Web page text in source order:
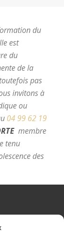
du
est
du
de la
pas
invitons à
ou
04 99 62 19
membre
tenu
des